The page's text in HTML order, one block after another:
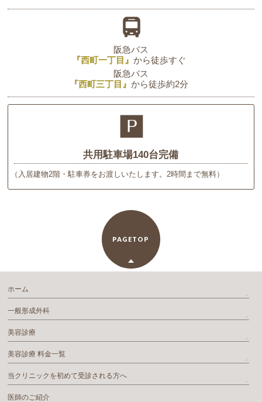
阪急バス
『西町一丁目』 から徒歩すぐ
阪急バス
『西町三丁目』 から徒歩約2分
共用駐車場140台完備
（入居建物2階・駐車券をお渡しいたします。2時間まで無料）
PAGETOP
ホーム
一般形成外科
美容診療
美容診療 料金一覧
当クリニックを初めて受診される方へ
医師のご紹介